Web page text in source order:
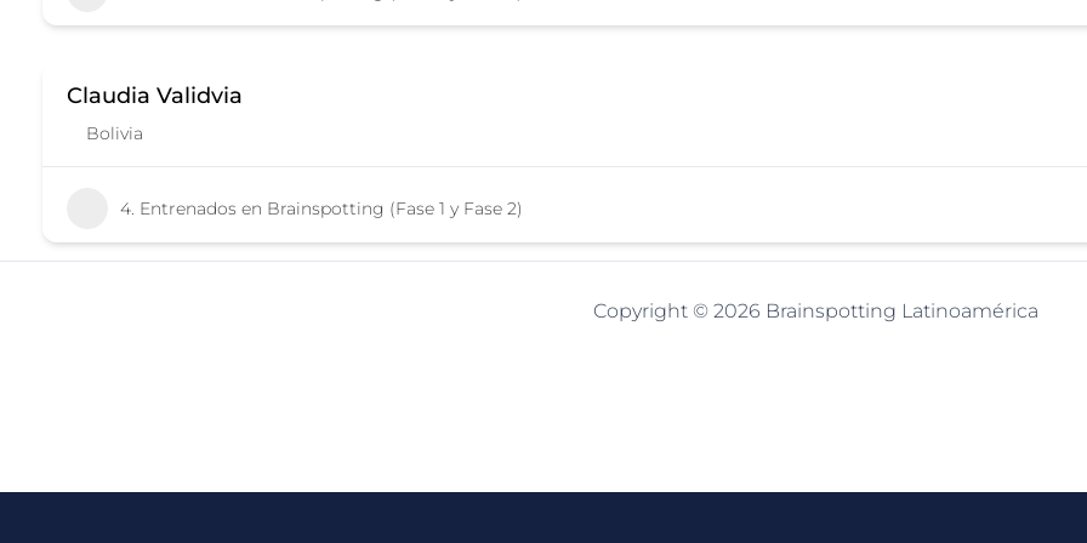
Claudia Validvia
Bolivia
4. Entrenados en Brainspotting (Fase 1 y Fase 2)
Copyright © 2026 Brainspotting Latinoamérica